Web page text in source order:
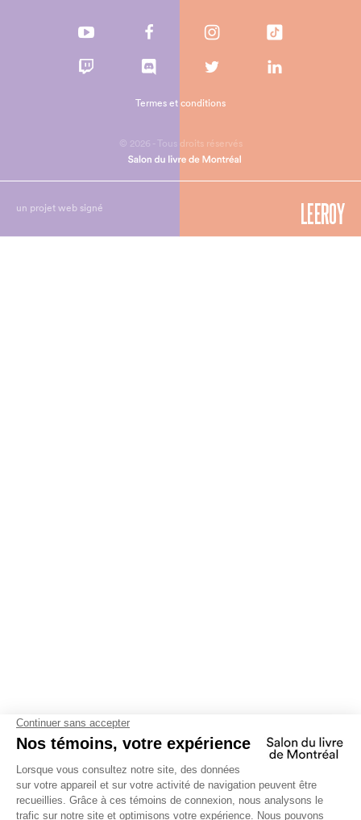
© 2026 - Tous droits réservés
Termes et conditions
un projet web signé